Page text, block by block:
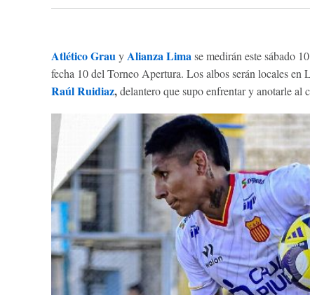
Atlético Grau yAlianza Lima se medirán este sábado
fecha 10 del Torneo Apertura. Los albos serán locales en
Raúl Ruidiaz,delantero que supo enfrentar y anotarle al